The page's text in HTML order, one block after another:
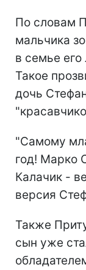
По словам
мальчика
в семье
Такое
дочь
"Самому
год! Марко
Калачик -
версия
Также
сын уже